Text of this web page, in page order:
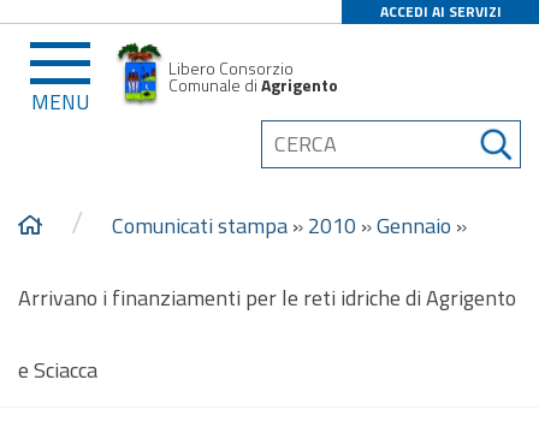
ACCEDI AI SERVIZI
MENU
Libero Consorzio
Comunale diAgrigento
/ Comunicati stampa»2010 »Gennaio »
Arrivano i finanziamenti per le reti idriche di Agrigento
e Sciacca